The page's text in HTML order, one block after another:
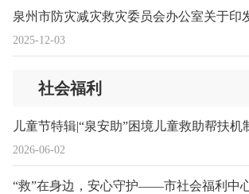
2025-12-03
泉州市防灾减灾救灾委员会办公室关于印发《2025年12月全市自
社会福利
2026-06-02
儿童节特辑|“泉安助”困境儿童救助帮扶机
“救”在身边，安心守护——市社会福利中心开